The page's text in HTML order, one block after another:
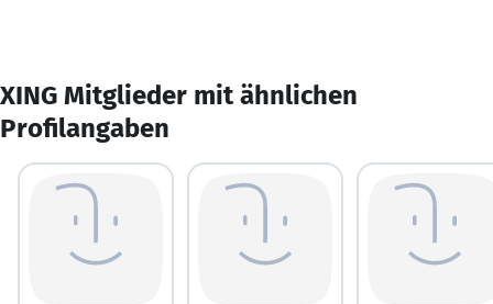
XING Mitglieder mit ähnlichen
Profilangaben